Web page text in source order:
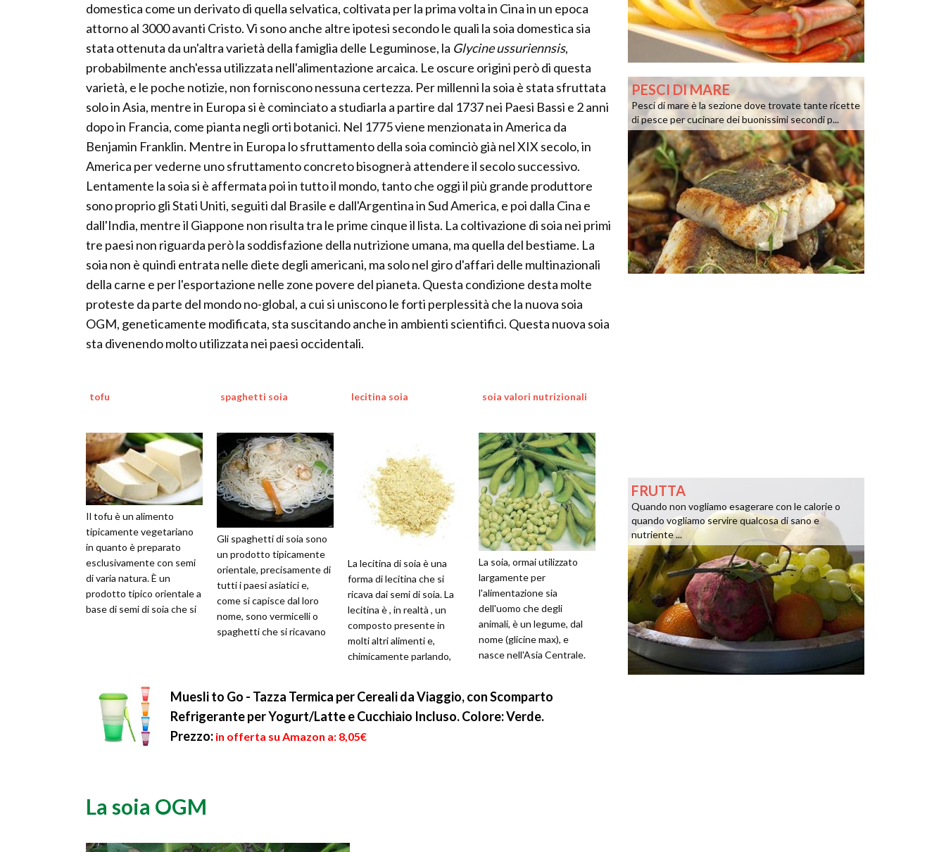
domestica come un derivato di quella selvatica, coltivata per la prima volta in Cina in un epoca
attorno al 3000 avanti Cristo. Vi sono anche altre ipotesi secondo le quali la soia domestica sia
stata ottenuta da un'altra varietà della famiglia delle Leguminose, la Glycine ussuriennsis,
probabilmente anch'essa utilizzata nell'alimentazione arcaica. Le oscure origini però di questa
varietà, e le poche notizie, non forniscono nessuna certezza. Per millenni la soia è stata sfruttata
solo in Asia, mentre in Europa si è cominciato a studiarla a partire dal 1737 nei Paesi Bassi e 2 anni
dopo in Francia, come pianta negli orti botanici. Nel 1775 viene menzionata in America da
Benjamin Franklin. Mentre in Europa lo sfruttamento della soia cominciò già nel XIX secolo, in
America per vederne uno sfruttamento concreto bisognerà attendere il secolo successivo.
Lentamente la soia si è affermata poi in tutto il mondo, tanto che oggi il più grande produttore
sono proprio gli Stati Uniti, seguiti dal Brasile e dall'Argentina in Sud America, e poi dalla Cina e
dall'India, mentre il Giappone non risulta tra le prime cinque il lista. La coltivazione di soia nei primi
tre paesi non riguarda però la soddisfazione della nutrizione umana, ma quella del bestiame. La
soia non è quindi entrata nelle diete degli americani, ma solo nel giro d'affari delle multinazionali
della carne e per l'esportazione nelle zone povere del pianeta. Questa condizione desta molte
proteste da parte del mondo no-global, a cui si uniscono le forti perplessità che la nuova soia
OGM, geneticamente modificata, sta suscitando anche in ambienti scientifici. Questa nuova soia
sta divenendo molto utilizzata nei paesi occidentali.
tofu
Il tofu è un alimento
tipicamente vegetariano
in quanto è preparato
esclusivamente con semi
di varia natura. È un
prodotto tipico orientale a
base di semi di soia che si
spaghetti soia
Gli spaghetti di soia sono
un prodotto tipicamente
orientale, precisamente di
tutti i paesi asiatici e,
come si capisce dal loro
nome, sono vermicelli o
spaghetti che si ricavano
lecitina soia
La lecitina di soia è una
forma di lecitina che si
ricava dai semi di soia. La
lecitina è , in realtà , un
composto presente in
molti altri alimenti e,
chimicamente parlando,
soia valori nutrizionali
La soia, ormai utilizzato
largamente per
l'alimentazione sia
dell'uomo che degli
animali, è un legume, dal
nome (glicine max), e
nasce nell'Asia Centrale.
Muesli to Go - Tazza Termica per Cereali da Viaggio, con Scomparto
Refrigerante per Yogurt/Latte e Cucchiaio Incluso. Colore: Verde.
Prezzo: in offerta su Amazon a: 8,05€
La soia OGM
PESCI DI MARE
Pesci di mare è la sezione dove trovate tante ricette
di pesce per cucinare dei buonissimi secondi p...
FRUTTA
Quando non vogliamo esagerare con le calorie o
quando vogliamo servire qualcosa di sano e
nutriente ...